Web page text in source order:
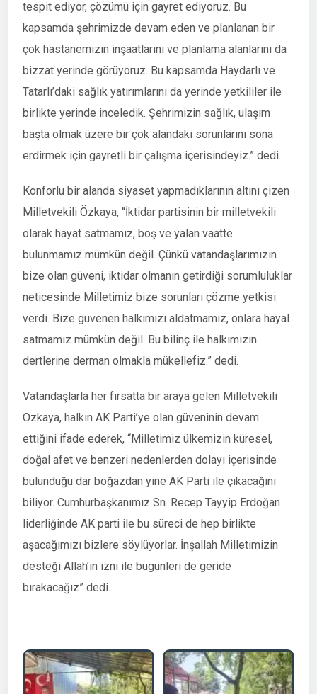
tespit ediyor, çözümü için gayret ediyoruz. Bu
kapsamda şehrimizde devam eden ve planlanan bir
çok hastanemizin inşaatlarını ve planlama alanlarını da
bizzat yerinde görüyoruz. Bu kapsamda Haydarlı ve
Tatarlı’daki sağlık yatırımlarını da yerinde yetkililer ile
birlikte yerinde inceledik. Şehrimizin sağlık, ulaşım
başta olmak üzere bir çok alandaki sorunlarını sona
erdirmek için gayretli bir çalışma içerisindeyiz.” dedi.
Konforlu bir alanda siyaset yapmadıklarının altını çizen
Milletvekili Özkaya, “İktidar partisinin bir milletvekili
olarak hayat satmamız, boş ve yalan vaatte
bulunmamız mümkün değil. Çünkü vatandaşlarımızın
bize olan güveni, iktidar olmanın getirdiği sorumluluklar
neticesinde Milletimiz bize sorunları çözme yetkisi
verdi. Bize güvenen halkımızı aldatmamız, onlara hayal
satmamız mümkün değil. Bu bilinç ile halkımızın
dertlerine derman olmakla mükellefiz.” dedi.
Vatandaşlarla her fırsatta bir araya gelen Milletvekili
Özkaya, halkın AK Parti’ye olan güveninin devam
ettiğini ifade ederek, “Milletimiz ülkemizin küresel,
doğal afet ve benzeri nedenlerden dolayı içerisinde
bulunduğu dar boğazdan yine AK Parti ile çıkacağını
biliyor. Cumhurbaşkanımız Sn. Recep Tayyip Erdoğan
liderliğinde AK parti ile bu süreci de hep birlikte
aşacağımızı bizlere söylüyorlar. İnşallah Milletimizin
desteği Allah’ın izni ile bugünleri de geride
bırakacağız” dedi.